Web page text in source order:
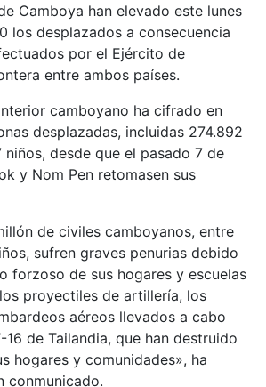
Camboya han elevado este lunes
los desplazados a consecuencia
por el Ejército de
entre ambos países.
camboyano ha cifrado en
desplazadas, incluidas 274.892
niños, desde que el pasado 7 de
y Nom Pen retomasen sus
de civiles camboyanos, entre
sufren graves penurias debido
forzoso de sus hogares y escuelas
proyectiles de artillería, los
aéreos llevados a cabo
de Tailandia, que han destruido
hogares y comunidades», ha
conmunicado.